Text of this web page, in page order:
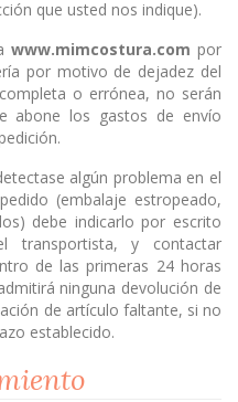
que usted nos indique).
www.mimcostura.com por
por motivo de dejadez del
o errónea, no serán
abone los gastos de envío
algún problema en el
(embalaje estropeado,
debe indicarlo por escrito
transportista, y contactar
de las primeras 24 horas
ninguna devolución de
de artículo faltante, si no
establecido.